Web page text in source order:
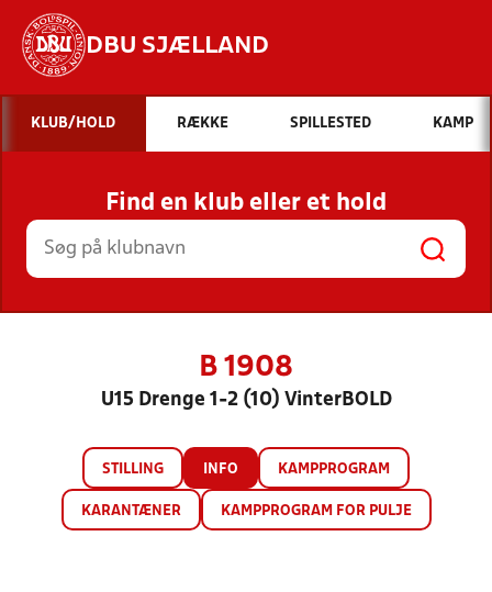
DBU SJÆLLAND
Hvad vil du søge efter?
INDHOLD OG NYHEDER
STILLINGER, RESULTATER, KLUBBER OG
HOLD
KLUB/HOLD RÆKKE SPILLESTED KAMP
Find en klub eller et hold
B 1908
U15 Drenge 1-2 (10) VinterBOLD
STILLING INFO KAMPPROGRAM
KARANTÆNER KAMPPROGRAM FOR PULJE